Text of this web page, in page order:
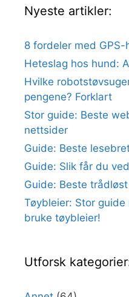
Nyeste artikler:
8 fordeler med
Heteslag hos hund:
Hvilke
pengene? Forklart
Stor guide: Beste
nettsider
Guide: Beste
Guide: Slik får du
Guide: Beste
Tøybleier: Stor
bruke tøybleier!
Utforsk